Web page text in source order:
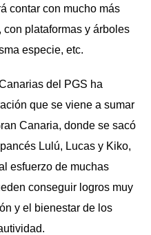
contar con mucho más
plataformas y árboles
especie, etc.
del PGS ha
que se viene a sumar
Canaria, donde se sacó
Lulú, Lucas y Kiko,
esfuerzo de muchas
conseguir logros muy
y el bienestar de los